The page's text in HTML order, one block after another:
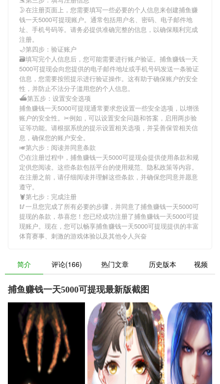
🌛在注册页面上，您需要填写一些必要的个人信息来创建捕鱼赚
钱一天5000可提现账户。通常包括用户名、密码、电子邮件地
址、手机号码等。请务必提供准确完整的信息，以确保顺利完成
注册。
🌙第四步：验证账户
🗃填写完个人信息后，您可能需要进行账户验证。 捕鱼赚钱一天
5000可提现会向您提供的电子邮件地址或手机号码发送一条验证
信息，您需要按照提示进行验证操作。这有助于确保账户的安全
性，并防止不法分子滥用您的个人信息。
⛴第五步：设置安全选项
捕鱼赚钱一天5000可提现通常要求您设置一些安全选项，以增强
账户的安全性。✂例如，可以设置安全问题和答案，启用两步验
证等功能。请根据系统的提示设置相关选项，并妥善保管相关信
息，确保您的账户安全。
🎺第六步：阅读并同意条款
🕚在注册过程中， 捕鱼赚钱一天5000可提现会提供使用条款和规
定供您阅读。这些条款包括平台的使用规范、隐私政策等内容。
在注册之前，请仔细阅读并理解这些条款，并确保您同意并愿意
遵守。
🦞第七步：完成注册
🥢一旦您完成了所有必要的步骤，并同意了捕鱼赚钱一天5000可
提现的条款，恭喜您！您已经成功注册了捕鱼赚钱一天5000可提
现账户。现在，您可以畅享捕鱼赚钱一天5000可提现提供的丰富
体育赛事、刺激的游戏体验以及其他令人兴奋
简介 评论(166) 热门文章 历史版本 视频
捕鱼赚钱一天5000可提现最新版截图